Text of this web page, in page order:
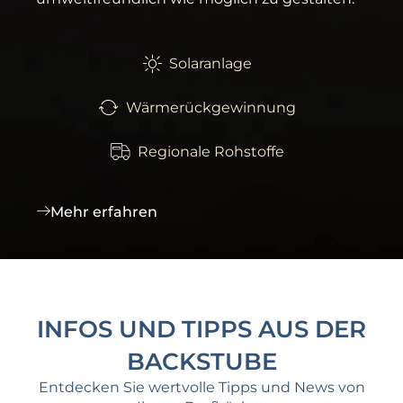
Solaranlage
Wärmerückgewinnung
Regionale Rohstoffe
Mehr erfahren
INFOS UND TIPPS AUS DER
BACKSTUBE
Entdecken Sie wertvolle Tipps und News von